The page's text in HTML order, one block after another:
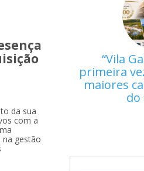
da sua
com a
na gestão
Vila
primeira
maiores